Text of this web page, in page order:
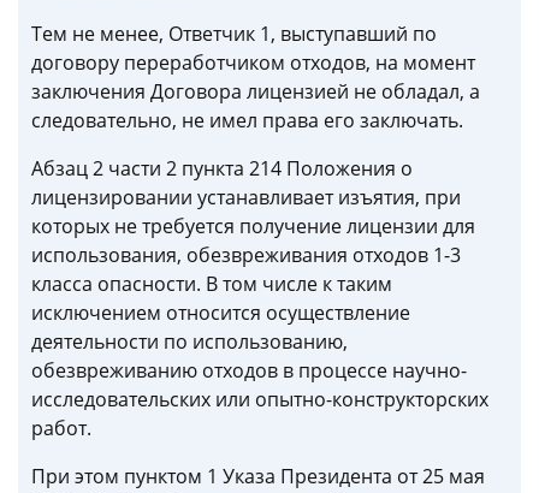
Тем не менее, Ответчик 1, выступавший по
договору переработчиком отходов, на момент
заключения Договора лицензией не обладал, а
следовательно, не имел права его заключать.
Абзац 2 части 2 пункта 214 Положения о
лицензировании устанавливает изъятия, при
которых не требуется получение лицензии для
использования, обезвреживания отходов 1-3
класса опасности. В том числе к таким
исключением относится осуществление
деятельности по использованию,
обезвреживанию отходов в процессе научно-
исследовательских или опытно-конструкторских
работ.
При этом пунктом 1 Указа Президента от 25 мая